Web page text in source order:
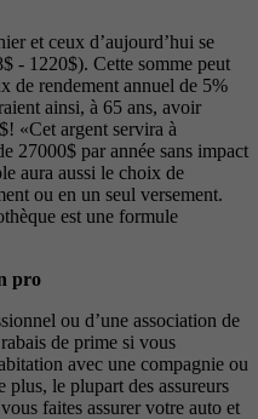
et ceux d’aujourd’hui se
- 1220$). Cette somme peut
de rendement annuel de 5%
ainsi, à 65 ans, avoir
«Cet argent servira à
27000$ par année sans impact
aura aussi le choix de
ou en un seul versement.
est une formule
pro
ou d’une association de
de prime si vous
avec une compagnie ou
le plupart des assureurs
faites assurer votre auto et